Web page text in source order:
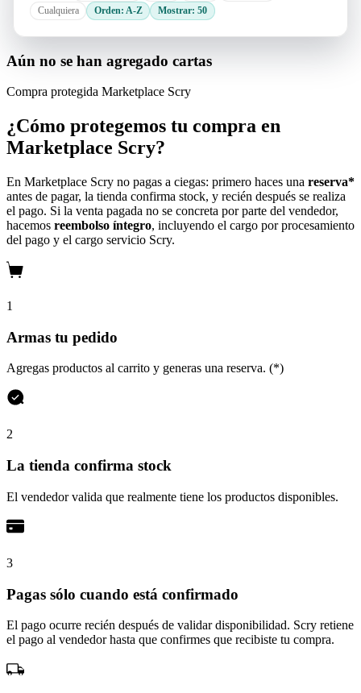
Cualquiera
Orden: A-Z Mostrar: 50
Aún no se han agregado cartas
Compra protegida Marketplace Scry
¿Cómo protegemos tu compra en
Marketplace Scry?
En Marketplace Scry no pagas a ciegas: primero haces una reserva*
antes de pagar, la tienda confirma stock, y recién después se realiza
el pago. Si la venta pagada no se concreta por parte del vendedor,
hacemos reembolso íntegro, incluyendo el cargo por procesamiento
del pago y el cargo servicio Scry.
1
Armas tu pedido
Agregas productos al carrito y generas una reserva. (*)
2
La tienda confirma stock
El vendedor valida que realmente tiene los productos disponibles.
3
Pagas sólo cuando está confirmado
El pago ocurre recién después de validar disponibilidad. Scry retiene
el pago al vendedor hasta que confirmes que recibiste tu compra.